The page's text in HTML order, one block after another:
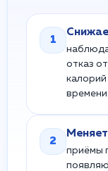
1
отказ
времени.
2
приёмы